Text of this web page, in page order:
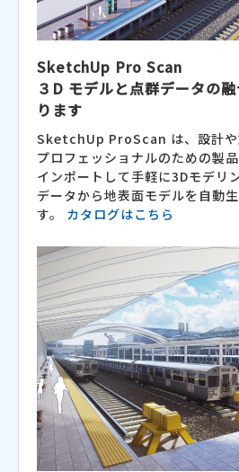
SketchUp Pro Scan
３D モデルと点群データの
ります
SketchUp ProScan は、設計や
プロフェッショナルのための製
インポートして手軽に3Dモデリ
データから地表面モデルを自動
す。 カタログはこちら